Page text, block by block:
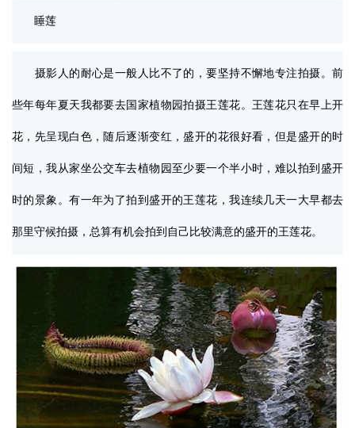
睡莲
摄影人的耐心是一般人比不了的，要坚持不懈地专注拍摄。前
些年每年夏天我都要去国家植物园拍摄王莲花。王莲花只在早上开
花，先呈现白色，随后逐渐变红，盛开的花很好看，但是盛开的时
间短，我从家坐公交车去植物园至少要一个半小时，难以拍到盛开
时的景象。有一年为了拍到盛开的王莲花，我连续几天一大早都去
那里守候拍摄，总算有机会拍到自己比较满意的盛开的王莲花。